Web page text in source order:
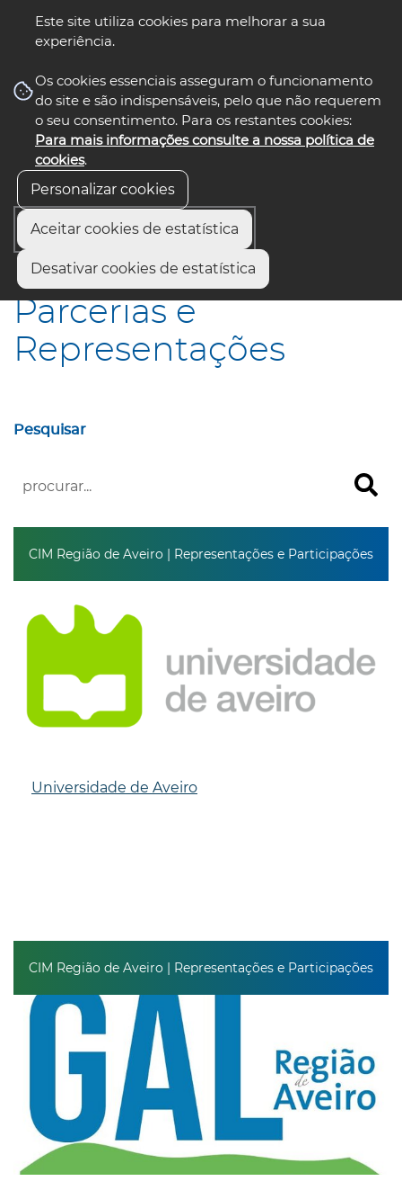
Este site utiliza cookies para melhorar a sua
experiência.
Os cookies essenciais asseguram o funcionamento
do site e são indispensáveis, pelo que não requerem
o seu consentimento. Para os restantes cookies:
Para mais informações consulte a nossa política de
cookies.
Personalizar cookies
Aceitar cookies de estatística
Desativar cookies de estatística
nos select language
Início Parcerias e Representações
Parcerias e
Representações
Pesquisar
CIM Região de Aveiro | Representações e Participações
Universidade de Aveiro
CIM Região de Aveiro | Representações e Participações